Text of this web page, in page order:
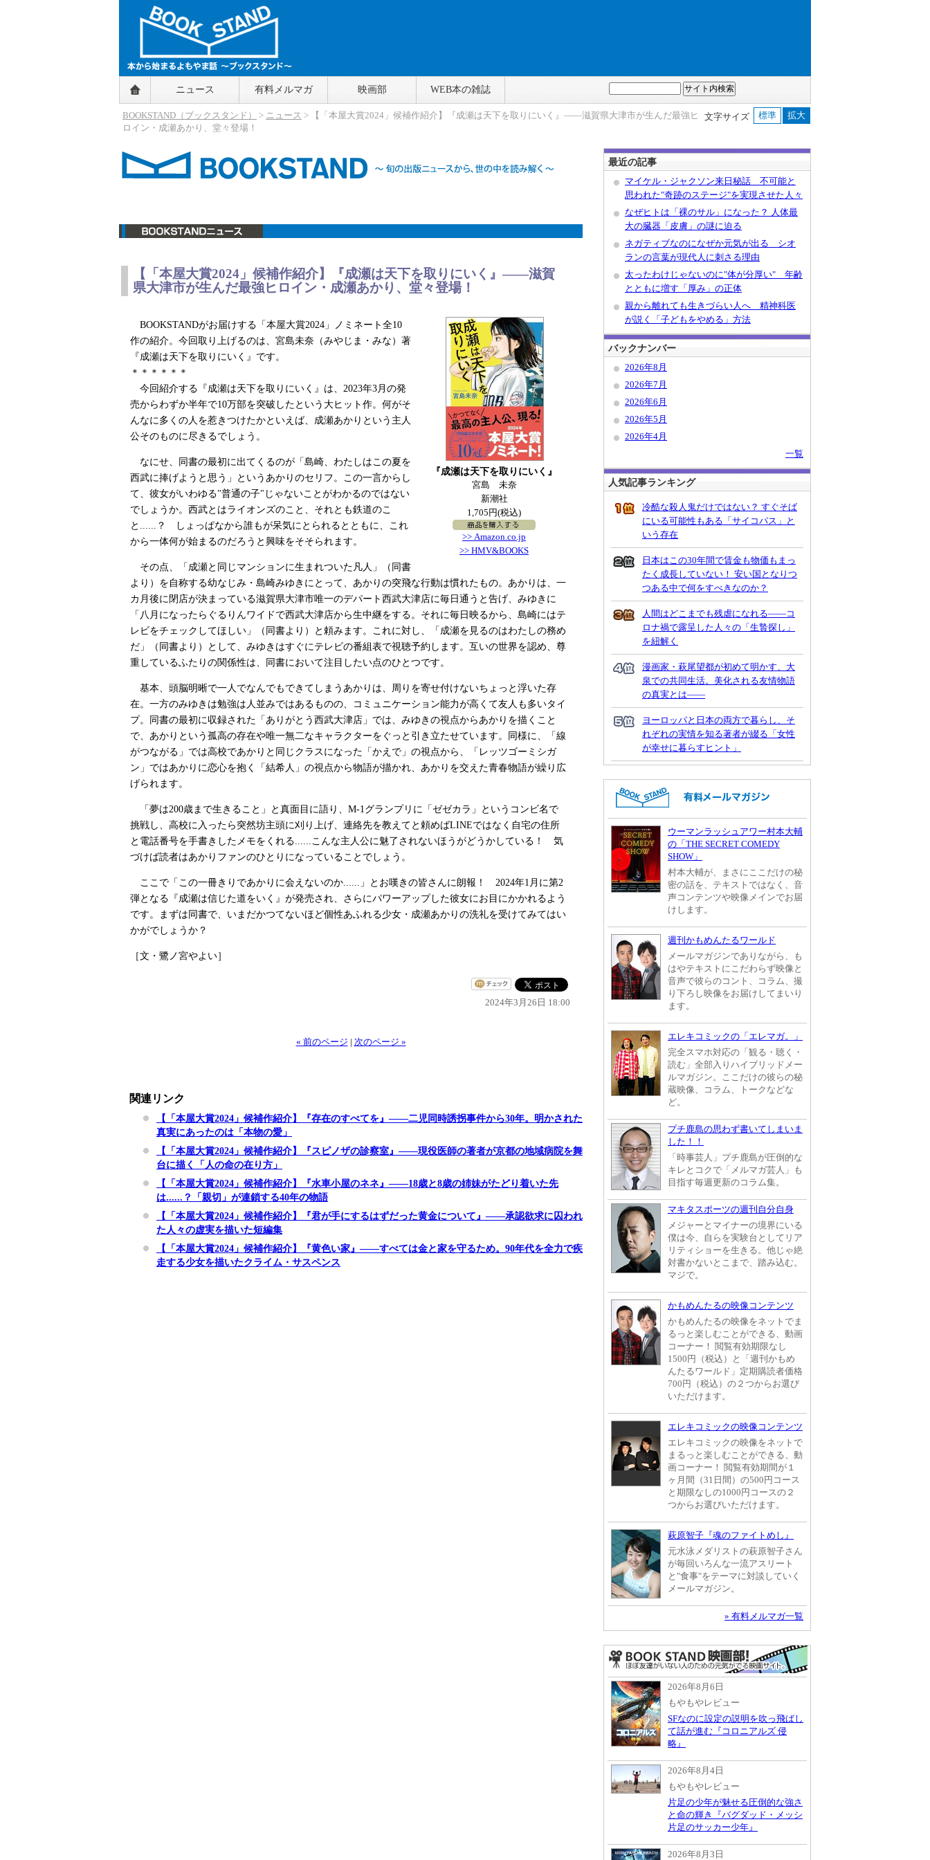
BOOKSTAND（ブックスタンド）
～本から始まるよもやま話～
BOOKSTAND（ブ
ックスタンド）
ニュース 有料メルマガ 映画部 WEB本の雑誌
文字サイズ 標準 拡大
BOOKSTAND（ブックスタンド） > ニュース > 【「本屋大賞2024」候補作紹介】『成瀬は天下を取りにいく』――滋賀県大津市が生んだ最強ヒ
ロイン・成瀬あかり、堂々登場！
【「本屋大賞2024」候補作紹介】『成瀬は天下を取りにいく』――滋賀
県大津市が生んだ最強ヒロイン・成瀬あかり、堂々登場！
『成瀬は天下を取りにいく』
宮島 未奈
新潮社
1,705円(税込)
>> Amazon.co.jp
>> HMV&BOOKS
BOOKSTANDがお届けする「本屋大賞2024」ノミネート全10
作の紹介。今回取り上げるのは、宮島未奈（みやじま・みな）著
『成瀬は天下を取りにいく』です。
＊＊＊＊＊＊
今回紹介する『成瀬は天下を取りにいく』は、2023年3月の発
売からわずか半年で10万部を突破したという大ヒット作。何がそ
んなに多くの人を惹きつけたかといえば、成瀬あかりという主人
公そのものに尽きるでしょう。
なにせ、同書の最初に出てくるのが「島崎、わたしはこの夏を
西武に捧げようと思う」というあかりのセリフ。この一言からし
て、彼女がいわゆる"普通の子"じゃないことがわかるのではない
でしょうか。西武とはライオンズのこと、それとも鉄道のこ
と......？ しょっぱなから誰もが呆気にとられるとともに、これ
から一体何が始まるのだろうと興味をそそられます。
その点、「成瀬と同じマンションに生まれついた凡人」（同書
より）を自称する幼なじみ・島崎みゆきにとって、あかりの突飛な行動は慣れたもの。あかりは、一
カ月後に閉店が決まっている滋賀県大津市唯一のデパート西武大津店に毎日通うと告げ、みゆきに
「八月になったらぐるりんワイドで西武大津店から生中継をする。それに毎日映るから、島崎にはテ
レビをチェックしてほしい」（同書より）と頼みます。これに対し、「成瀬を見るのはわたしの務め
だ」（同書より）として、みゆきはすぐにテレビの番組表で視聴予約します。互いの世界を認め、尊
重しているふたりの関係性は、同書において注目したい点のひとつです。
基本、頭脳明晰で一人でなんでもできてしまうあかりは、周りを寄せ付けないちょっと浮いた存
在。一方のみゆきは勉強は人並みではあるものの、コミュニケーション能力が高くて友人も多いタイ
プ。同書の最初に収録された「ありがとう西武大津店」では、みゆきの視点からあかりを描くこと
で、あかりという孤高の存在や唯一無二なキャラクターをぐっと引き立たせています。同様に、「線
がつながる」では高校であかりと同じクラスになった「かえで」の視点から、「レッツゴーミシガ
ン」ではあかりに恋心を抱く「結希人」の視点から物語が描かれ、あかりを交えた青春物語が繰り広
げられます。
「夢は200歳まで生きること」と真面目に語り、M-1グランプリに「ゼゼカラ」というコンビ名で
挑戦し、高校に入ったら突然坊主頭に刈り上げ、連絡先を教えてと頼めばLINEではなく自宅の住所
と電話番号を手書きしたメモをくれる......こんな主人公に魅了されないほうがどうかしている！ 気
づけば読者はあかりファンのひとりになっていることでしょう。
ここで「この一冊きりであかりに会えないのか......」とお嘆きの皆さんに朗報！ 2024年1月に第2
弾となる『成瀬は信じた道をいく』が発売され、さらにパワーアップした彼女にお目にかかれるよう
です。まずは同書で、いまだかつてないほど個性あふれる少女・成瀬あかりの洗礼を受けてみてはい
かがでしょうか？
［文・鷺ノ宮やよい］
2024年3月26日 18:00
« 前のページ | 次のページ »
関連リンク
【「本屋大賞2024」候補作紹介】『存在のすべてを』――二児同時誘拐事件から30年。明かされた
真実にあったのは「本物の愛」
【「本屋大賞2024」候補作紹介】『スピノザの診察室』――現役医師の著者が京都の地域病院を舞
台に描く「人の命の在り方」
【「本屋大賞2024」候補作紹介】『水車小屋のネネ』――18歳と8歳の姉妹がたどり着いた先
は......？「親切」が連鎖する40年の物語
【「本屋大賞2024」候補作紹介】『君が手にするはずだった黄金について』――承認欲求に囚われ
た人々の虚実を描いた短編集
【「本屋大賞2024」候補作紹介】『黄色い家』――すべては金と家を守るため。90年代を全力で疾
走する少女を描いたクライム・サスペンス
最近の記事
マイケル・ジャクソン来日秘話 不可能と
思われた"奇跡のステージ"を実現させた人々
なぜヒトは「裸のサル」になった？ 人体最
大の臓器「皮膚」の謎に迫る
ネガティブなのになぜか元気が出る シオ
ランの言葉が現代人に刺さる理由
太ったわけじゃないのに"体が分厚い" 年齢
とともに増す「厚み」の正体
親から離れても生きづらい人へ 精神科医
が説く「子どもをやめる」方法
バックナンバー
2026年8月
2026年7月
2026年6月
2026年5月
2026年4月
一覧
人気記事ランキング
冷酷な殺人鬼だけではない？ すぐそば
にいる可能性もある「サイコパス」と
いう存在
日本はこの30年間で賃金も物価もまっ
たく成長していない！ 安い国となりつ
つある中で何をすべきなのか？
人間はどこまでも残虐になれる――コ
ロナ禍で露呈した人々の「生贄探し」
を紐解く
漫画家・萩尾望都が初めて明かす、大
泉での共同生活。美化される友情物語
の真実とは――
ヨーロッパと日本の両方で暮らし、そ
れぞれの実情を知る著者が綴る「女性
が幸せに暮らすヒント」
ウーマンラッシュアワー村本大輔
の「THE SECRET COMEDY
SHOW」
村本大輔が、まさにここだけの秘
密の話を、テキストではなく、音
声コンテンツや映像メインでお届
けします。
週刊かもめんたるワールド
メールマガジンでありながら、も
はやテキストにこだわらず映像と
音声で彼らのコント、コラム、撮
り下ろし映像をお届けしてまいり
ます。
エレキコミックの「エレマガ。」
完全スマホ対応の「観る・聴く・
読む」全部入りハイブリッドメー
ルマガジン。ここだけの彼らの秘
蔵映像、コラム、トークなどな
ど。
プチ鹿島の思わず書いてしまいま
した！！
「時事芸人」プチ鹿島が圧倒的な
キレとコクで「メルマガ芸人」も
目指す毎週更新のコラム集。
マキタスポーツの週刊自分自身
メジャーとマイナーの境界にいる
僕は今、自らを実験台としてリア
リティショーを生きる。他じゃ絶
対書かないとこまで、踏み込む。
マジで。
かもめんたるの映像コンテンツ
かもめんたるの映像をネットでま
るっと楽しむことができる、動画
コーナー！ 閲覧有効期限なし
1500円（税込）と「週刊かもめ
んたるワールド」定期購読者価格
700円（税込）の２つからお選び
いただけます。
エレキコミックの映像コンテンツ
エレキコミックの映像をネットで
まるっと楽しむことができる、動
画コーナー！ 閲覧有効期間が１
ヶ月間（31日間）の500円コース
と期限なしの1000円コースの２
つからお選びいただけます。
萩原智子『魂のファイトめし』
元水泳メダリストの萩原智子さん
が毎回いろんな一流アスリート
と"食事"をテーマに対談していく
メールマガジン。
» 有料メルマガ一覧
2026年8月6日
もやもやレビュー
SFなのに設定の説明を吹っ飛ばし
て話が進む『コロニアルズ 侵
略』
2026年8月4日
もやもやレビュー
片足の少年が魅せる圧倒的な強さ
と命の輝き『バグダッド・メッシ
片足のサッカー少年』
2026年8月3日